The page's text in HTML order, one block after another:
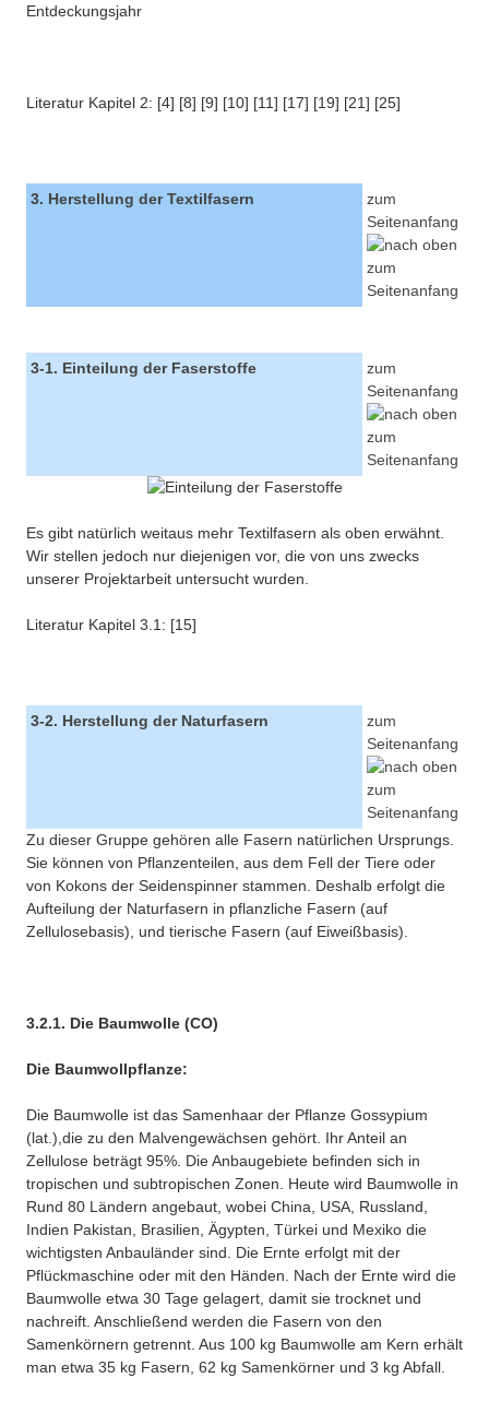
Entdeckungsjahr
Literatur Kapitel 2: [4] [8] [9] [10] [11] [17] [19] [21] [25]
3. Herstellung der Textilfasern
zum
Seitenanfang
3-1. Einteilung der Faserstoffe
zum
Seitenanfang
Es gibt natürlich weitaus mehr Textilfasern als oben erwähnt.
Wir stellen jedoch nur diejenigen vor, die von uns zwecks
unserer Projektarbeit untersucht wurden.
Literatur Kapitel 3.1: [15]
3-2. Herstellung der Naturfasern
zum
Seitenanfang
Zu dieser Gruppe gehören alle Fasern natürlichen Ursprungs.
Sie können von Pflanzenteilen, aus dem Fell der Tiere oder
von Kokons der Seidenspinner stammen. Deshalb erfolgt die
Aufteilung der Naturfasern in pflanzliche Fasern (auf
Zellulosebasis), und tierische Fasern (auf Eiweißbasis).
3.2.1. Die Baumwolle (CO)
Die Baumwollpflanze:
Die Baumwolle ist das Samenhaar der Pflanze Gossypium
(lat.),die zu den Malvengewächsen gehört. Ihr Anteil an
Zellulose beträgt 95%. Die Anbaugebiete befinden sich in
tropischen und subtropischen Zonen. Heute wird Baumwolle in
Rund 80 Ländern angebaut, wobei China, USA, Russland,
Indien Pakistan, Brasilien, Ägypten, Türkei und Mexiko die
wichtigsten Anbauländer sind. Die Ernte erfolgt mit der
Pflückmaschine oder mit den Händen. Nach der Ernte wird die
Baumwolle etwa 30 Tage gelagert, damit sie trocknet und
nachreift. Anschließend werden die Fasern von den
Samenkörnern getrennt. Aus 100 kg Baumwolle am Kern erhält
man etwa 35 kg Fasern, 62 kg Samenkörner und 3 kg Abfall.